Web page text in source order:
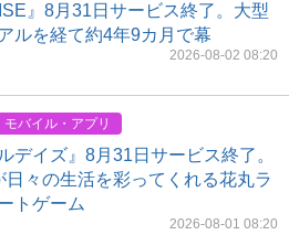
』8月31日サービス終了。大型
ルを経て約4年9カ月で幕
2026-08-02 08:20
モバイル・アプリ
デイズ』8月31日サービス終了。
日々の生活を彩ってくれる花丸ラ
トゲーム
2026-08-01 08:20